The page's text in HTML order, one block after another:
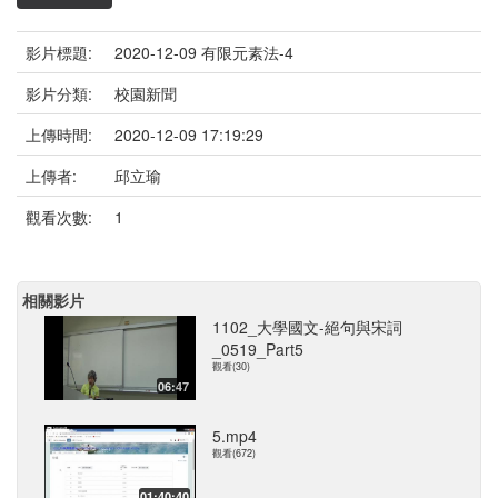
影片標題:
2020-12-09 有限元素法-4
影片分類:
校園新聞
上傳時間:
2020-12-09 17:19:29
上傳者:
邱立瑜
觀看次數:
1
相關影片
06:47
1102_大學國文-絕句與宋詞
_0519_Part5
觀看(30)
5.mp4
觀看(672)